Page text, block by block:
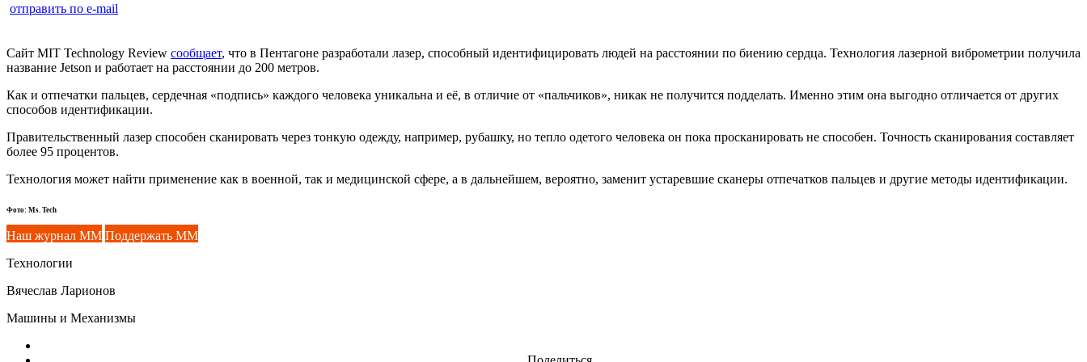
отправить по e-mail
Сайт MIT Technology Review сообщает, что в Пентагоне разработали лазер, способный идентифицировать людей на расстоянии по биению сердца. Технология лазерной виброметрии получила
название Jetson и работает на расстоянии до 200 метров.
Как и отпечатки пальцев, сердечная «подпись» каждого человека уникальна и её, в отличие от «пальчиков», никак не получится подделать. Именно этим она выгодно отличается от других
способов идентификации.
Правительственный лазер способен сканировать через тонкую одежду, например, рубашку, но тепло одетого человека он пока просканировать не способен. Точность сканирования составляет
более 95 процентов.
Технология может найти применение как в военной, так и медицинской сфере, а в дальнейшем, вероятно, заменит устаревшие сканеры отпечатков пальцев и другие методы идентификации.
Фото: Ms. Tech
Наш журнал ММ Поддержать ММ
Технологии
Вячеслав Ларионов
Машины и Механизмы